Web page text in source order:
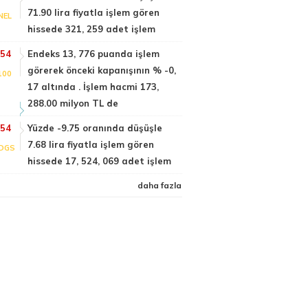
71.90 lira fiyatla işlem gören
hissede 321, 259 adet işlem
Endeks 13, 776 puanda işlem
görerek önceki kapanışının % -0,
17 altında . İşlem hacmi 173,
288.00 milyon TL de
Yüzde -9.75 oranında düşüşle
7.68 lira fiyatla işlem gören
hissede 17, 524, 069 adet işlem
daha fazla